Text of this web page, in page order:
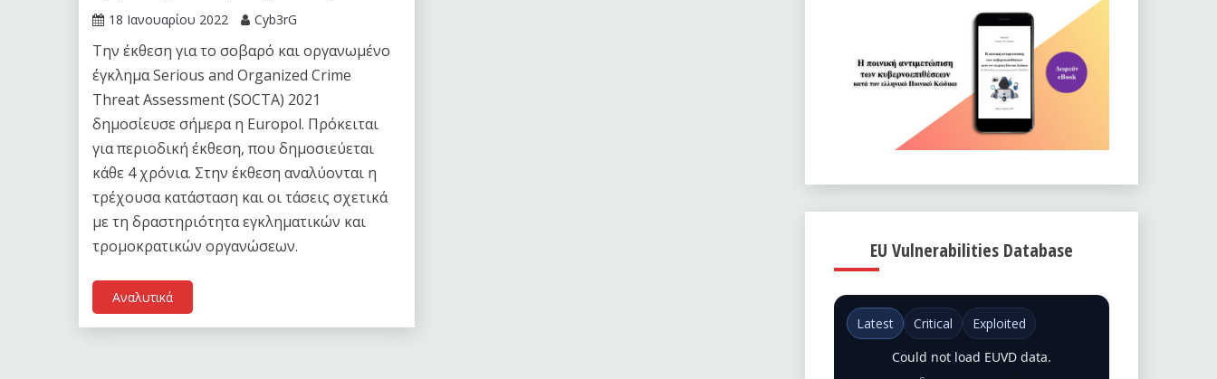
18 Ιανουαρίου 2022 Cyb3rG
Την έκθεση για το σοβαρό και οργανωμένο
έγκλημα Serious and Organized Crime
Threat Assessment (SOCTA) 2021
δημοσίευσε σήμερα η Europol. Πρόκειται
για περιοδική έκθεση, που δημοσιεύεται
κάθε 4 χρόνια. Στην έκθεση αναλύονται η
τρέχουσα κατάσταση και οι τάσεις σχετικά
με τη δραστηριότητα εγκληματικών και
τρομοκρατικών οργανώσεων.
Αναλυτικά
EU Vulnerabilities Database
Latest Critical
Exploited
Could not load EUVD data.